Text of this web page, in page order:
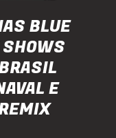
BLUE
E